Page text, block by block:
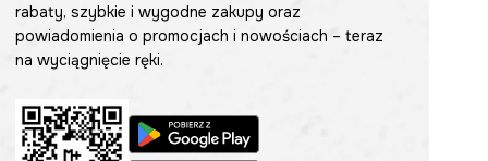
rabaty, szybkie i wygodne zakupy oraz
powiadomienia o promocjach i nowościach – teraz
na wyciągnięcie ręki.